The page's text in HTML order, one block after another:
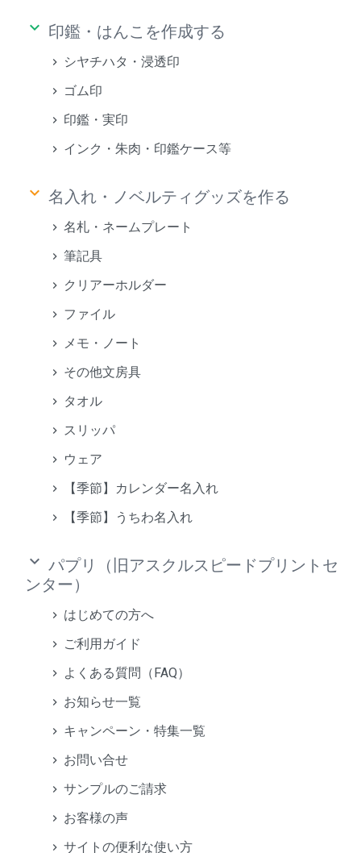
keyboard_arrow_down 印鑑・はんこを作成する
シヤチハタ・浸透印
ゴム印
印鑑・実印
インク・朱肉・印鑑ケース等
keyboard_arrow_down 名入れ・ノベルティグッズを作る
名札・ネームプレート
筆記具
クリアーホルダー
ファイル
メモ・ノート
その他文房具
タオル
スリッパ
ウェア
【季節】カレンダー名入れ
【季節】うちわ名入れ
keyboard_arrow_down パプリ（旧アスクルスピードプリントセ
ンター）
はじめての方へ
ご利用ガイド
よくある質問（FAQ）
お知らせ一覧
キャンペーン・特集一覧
お問い合せ
サンプルのご請求
お客様の声
サイトの便利な使い方